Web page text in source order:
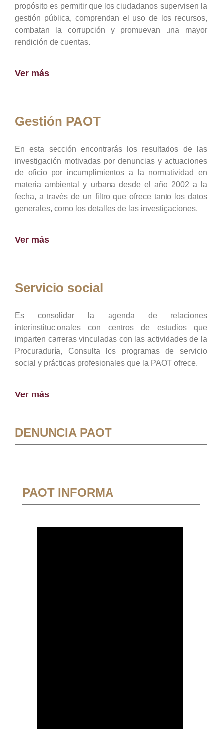
propósito es permitir que los ciudadanos supervisen la
gestión pública, comprendan el uso de los recursos,
combatan la corrupción y promuevan una mayor
rendición de cuentas.
Ver más
Gestión PAOT
En esta sección encontrarás los resultados de las
investigación motivadas por denuncias y actuaciones
de oficio por incumplimientos a la normatividad en
materia ambiental y urbana desde el año 2002 a la
fecha, a través de un filtro que ofrece tanto los datos
generales, como los detalles de las investigaciones.
Ver más
Servicio social
Es consolidar la agenda de relaciones
interinstitucionales con centros de estudios que
imparten carreras vinculadas con las actividades de la
Procuraduría, Consulta los programas de servicio
social y prácticas profesionales que la PAOT ofrece.
Ver más
DENUNCIA PAOT
PAOT INFORMA